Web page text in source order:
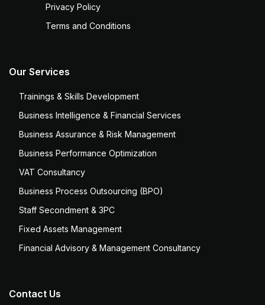
Privacy Policy
Terms and Conditions
Our Services
Trainings & Skills Development
Business Intelligence & Financial Services
Business Assurance & Risk Management
Business Performance Optimization
VAT Consultancy
Business Process Outsourcing (BPO)
Staff Secondment & 3PC
Fixed Assets Management
Financial Advisory & Management Consultancy
Contact Us